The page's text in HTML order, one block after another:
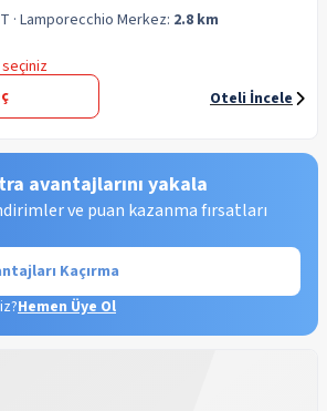
· Lamporecchio Merkez: 2.8 km
Oteli İncele
avantajlarını yakala
ve puan kazanma fırsatları
Kaçırma
Hemen Üye Ol